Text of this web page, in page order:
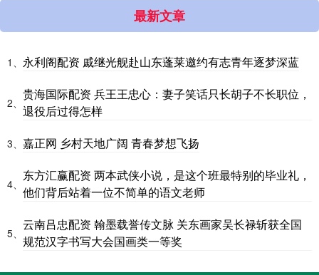
最新文章
1、 永利阁配资 戚继光舰赴山东蓬莱邀约有志青年逐梦深蓝
2、
贵海国际配资 兵王王忠心：妻子笑话只长胡子不长职位，
退役后过得怎样
3、 嘉正网 乡村天地广阔 青春梦想飞扬
4、
东方汇赢配资 两本武侠小说，是这个班最特别的毕业礼，
他们背后站着一位不简单的语文老师
5、
云南吕忠配资 翰墨载誉传文脉 关东画家吴长禄斩获全国
规范汉字书写大会国画类一等奖